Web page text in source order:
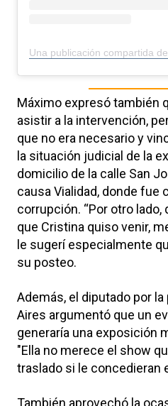
Una publicación compartida de
Máximo expresó también
asistir a la intervención,
que no era necesario y
la situación judicial de la
domicilio de la calle San
causa Vialidad, donde fue
corrupción. “Por otro lado,
que Cristina quiso venir,
le sugerí especialmente
su posteo.
Además, el diputado por
Aires argumentó que un
generaría una exposición
"Ella no merece el show
traslado si le concedieran